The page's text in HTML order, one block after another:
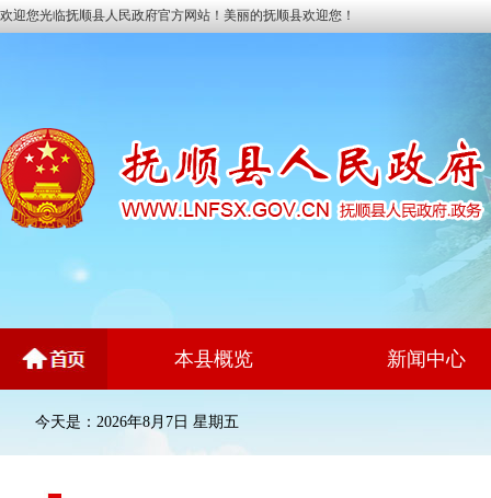
欢迎您光临抚顺县人民政府官方网站！美丽的抚顺县欢迎您！
本县概览 新闻中心
今天是：2026年8月7日 星期五